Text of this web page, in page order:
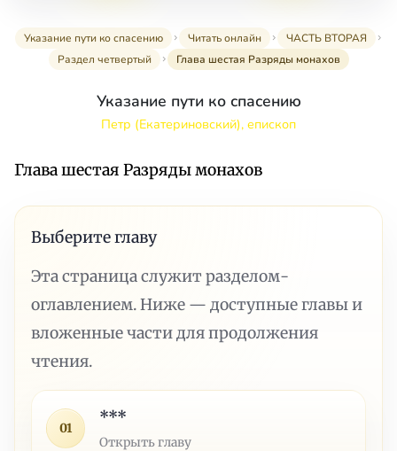
Указание пути ко спасению Читать онлайн
ЧАСТЬ ВТОРАЯ
Раздел четвертый
Глава шестая Разряды монахов
Указание пути ко спасению
Петр (Екатериновский), епископ
Глава шестая Разряды монахов
Выберите главу
Эта страница служит разделом-
оглавлением. Ниже — доступные главы и
вложенные части для продолжения
чтения.
01
***
Открыть главу